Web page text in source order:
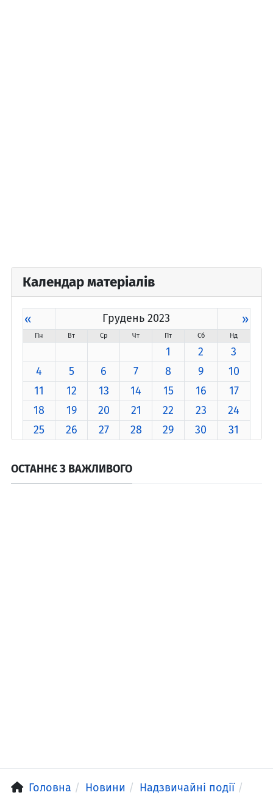
Календар матеріалів
« Грудень 2023 »
Пн Вт Ср Чт Пт Сб Нд
1 2
3
4
5 6 7 8 9
10
11
12 13 14 15 16
17
18
19 20 21 22 23
24
25
26 27 28 29 30 31
ОСТАННЄ З ВАЖЛИВОГО
Головна Новини Надзвичайні події